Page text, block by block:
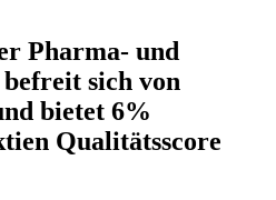
Pharma- und
sich von
bietet 6%
Qualitätsscore